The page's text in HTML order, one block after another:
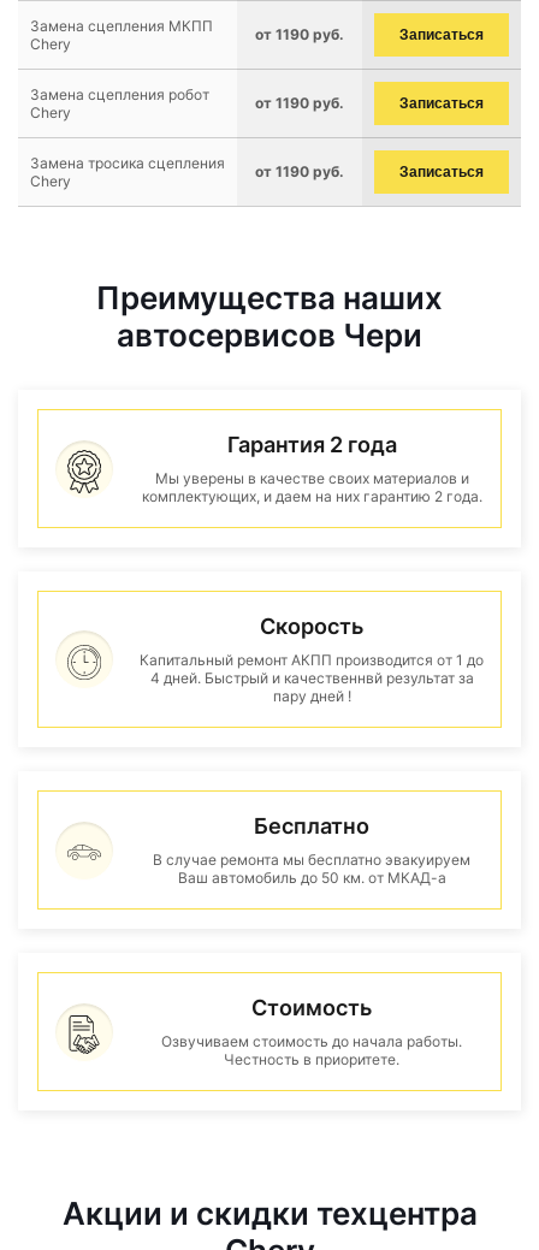
Замена сцепления МКПП
Chery
от 1190 руб. Записаться
Замена сцепления робот
Chery
от 1190 руб. Записаться
Замена тросика сцепления
Chery
от 1190 руб. Записаться
Преимущества наших
автосервисов Чери
Гарантия 2 года
Мы уверены в качестве своих материалов и
комплектующих, и даем на них гарантию 2 года.
Скорость
Капитальный ремонт АКПП производится от 1 до
4 дней. Быстрый и качественнвй результат за
пару дней !
Бесплатно
В случае ремонта мы бесплатно эвакуируем
Ваш автомобиль до 50 км. от МКАД-а
Стоимость
Озвучиваем стоимость до начала работы.
Честность в приоритете.
Акции и скидки техцентра